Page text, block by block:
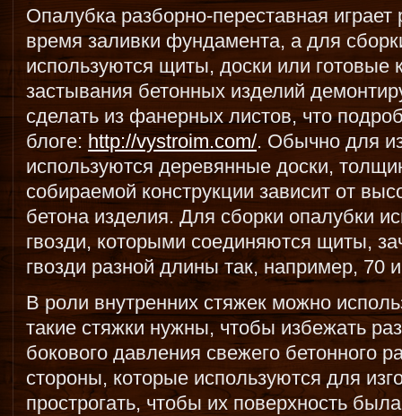
Опалубка разборно-переставная играет
время заливки фундамента, а для
используются щиты, доски или готовые
застывания бетонных изделий
сделать из фанерных листов, что
блоге: http://vystroim.com/. Обычно для
используются деревянные доски,
собираемой конструкции зависит от
бетона изделия. Для сборки опалубки
гвозди, которыми соединяются щиты,
гвозди разной длины так, например, 70
В роли внутренних стяжек можно
такие стяжки нужны, чтобы избежать
бокового давления свежего бетонного
стороны, которые используются для
прострогать, чтобы их поверхность